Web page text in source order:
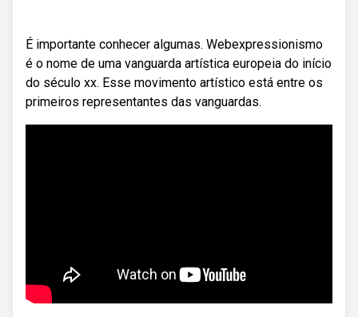
É importante conhecer algumas. Webexpressionismo
é o nome de uma vanguarda artística europeia do início
do século xx. Esse movimento artístico está entre os
primeiros representantes das vanguardas.